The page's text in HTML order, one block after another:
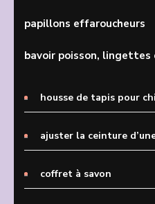
papillons effaroucheurs
bavoir poisson,
housse de tapis pour
ajuster la ceinture
coffret à savon